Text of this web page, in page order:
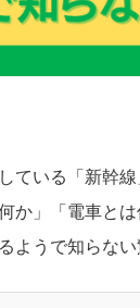
ている「新幹
か」「電車と
ようで知らな